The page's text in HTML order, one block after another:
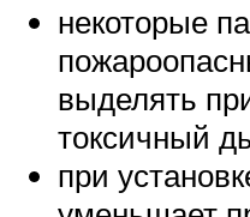
некоторые
выделять
токсичный
при